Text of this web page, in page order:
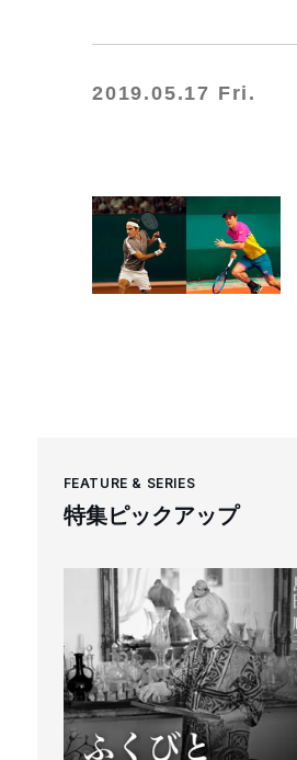
2019.05.17 Fri.
FEATURE & SERIES
特集ピックアップ